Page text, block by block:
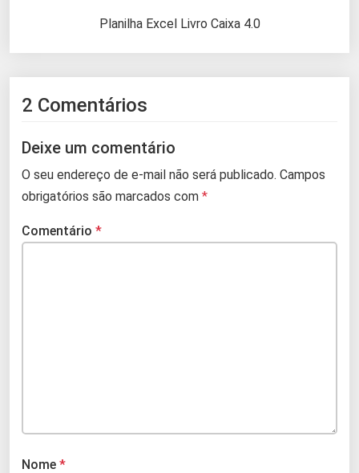
Planilha Excel Livro Caixa 4.0
2 Comentários
Deixe um comentário
O seu endereço de e-mail não será publicado. Campos
obrigatórios são marcados com *
Comentário *
Nome *